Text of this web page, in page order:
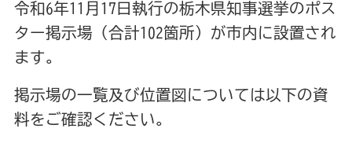
令和6年11月17日執行の栃木県知事選挙のポス
ター掲示場（合計102箇所）が市内に設置され
ます。
掲示場の一覧及び位置図については以下の資
料をご確認ください。